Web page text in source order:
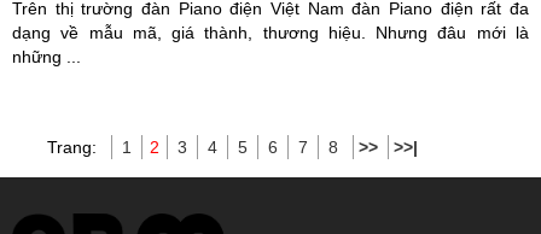
Trên thị trường đàn Piano điện Việt Nam đàn Piano điện rất đa
dạng về mẫu mã, giá thành, thương hiệu. Nhưng đâu mới là
những ...
Trang: 1 2 3 4 5 6 7 8 >> >>|